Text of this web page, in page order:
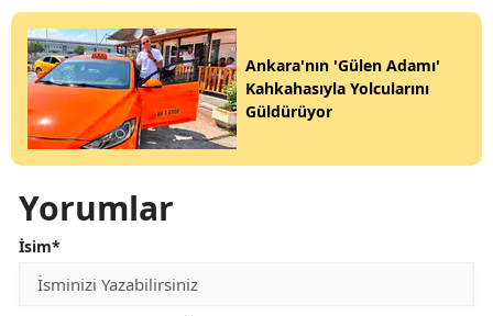
Ankara'nın 'Gülen Adamı'
Kahkahasıyla Yolcularını
Güldürüyor
Yorumlar
İsim*